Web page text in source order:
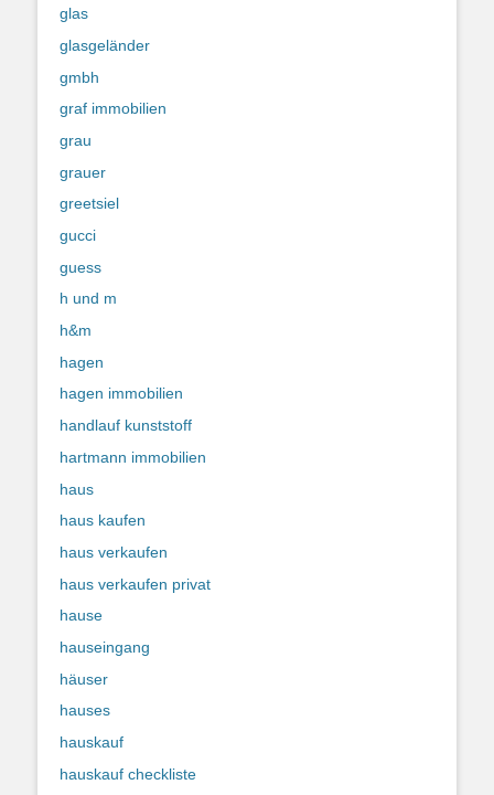
glas
glasgeländer
gmbh
graf immobilien
grau
grauer
greetsiel
gucci
guess
h und m
h&m
hagen
hagen immobilien
handlauf kunststoff
hartmann immobilien
haus
haus kaufen
haus verkaufen
haus verkaufen privat
hause
hauseingang
häuser
hauses
hauskauf
hauskauf checkliste